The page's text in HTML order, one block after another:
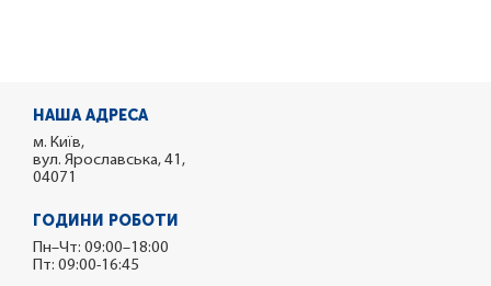
НАША АДРЕСА
м. Київ,
вул. Ярославська, 41,
04071
ГОДИНИ РОБОТИ
Пн–Чт: 09:00–18:00
Пт: 09:00-16:45